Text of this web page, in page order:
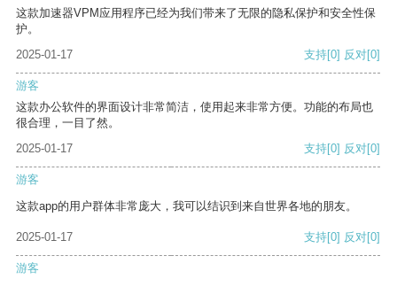
这款加速器VPM应用程序已经为我们带来了无限的隐私保护和安全性保
护。
2025-01-17
支持[0] 反对[0]
游客
这款办公软件的界面设计非常简洁，使用起来非常方便。功能的布局也
很合理，一目了然。
2025-01-17
支持[0] 反对[0]
游客
这款app的用户群体非常庞大，我可以结识到来自世界各地的朋友。
2025-01-17 支持[0] 反对[0]
游客